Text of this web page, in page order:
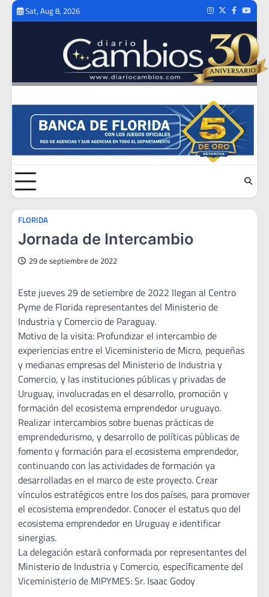
Skip
Sat, Aug 8, 2026 Instagram
TwitterFacebook
FLORIDA
Jornada de Intercambio
29 de septiembre de 2022
Este jueves 29 de setiembre de 2022 llegan al Centro
Pyme de Florida representantes del Ministerio de
Industria y Comercio de Paraguay.
Motivo de la visita: Profundizar el intercambio de
experiencias entre el Viceministerio de Micro, pequeñas
y medianas empresas del Ministerio de Industria y
Comercio, y las instituciones públicas y privadas de
Uruguay, involucradas en el desarrollo, promoción y
formación del ecosistema emprendedor uruguayo.
Realizar intercambios sobre buenas prácticas de
emprendedurismo, y desarrollo de políticas públicas de
fomento y formación para el ecosistema emprendedor,
continuando con las actividades de formación ya
desarrolladas en el marco de este proyecto. Crear
vínculos estratégicos entre los dos países, para promover
el ecosistema emprendedor. Conocer el estatus quo del
ecosistema emprendedor en Uruguay e identificar
sinergias.
La delegación estará conformada por representantes del
Ministerio de Industria y Comercio, específicamente del
Viceministerio de MIPYMES: Sr. Isaac Godoy